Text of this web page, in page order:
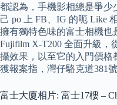
都認為，手機影相總是爭少
己 po 上 FB、IG 的呃 Like
擁有獨特色味的富士相機也
Fujifilm X-T200 全面升級，
攝效果，以至它的入門價格
獲報案指，灣仔駱克道381
富士大廈相片: 富士17樓 –